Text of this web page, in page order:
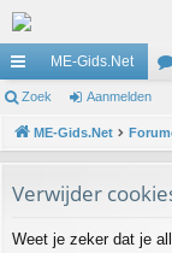
ne
lle
ks
ME-Gids.Net
u
s
Zoek Aanmelden
ME-Gids.Net
Verwijder
Weet je zeker dat je